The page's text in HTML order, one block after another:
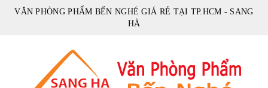
VĂN PHÒNG PHẨM BẾN NGHÉ GIÁ RẺ TẠI TP.HCM - SANG
HÀ